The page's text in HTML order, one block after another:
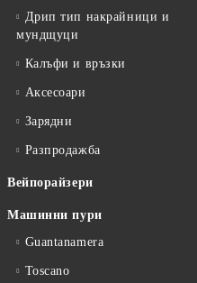
Дрип тип накрайници и
мундщуци
Калъфи и връзки
Аксесоари
Зарядни
Разпродажба
Вейпорайзери
Машинни пури
Guantanamera
Toscano